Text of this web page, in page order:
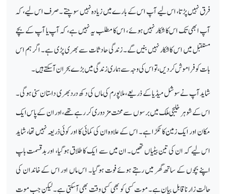
فرق نہیں پڑتا، اس لیے آپ اس کے بارے میں زیادہ نہیں سوچتے ۔ صرف اس لیے، کہ
آپ ابھی تک اس کا شکار نہیں ہوئے ، اس کا مطلب یہ نہیں ہے، کہ آپ یا آپ کے بچے
مستقبل میں اس کا شکار نہیں بنیں گے۔ زندگی حادثات سے بھری پڑی ہے۔ اگر ہم اس
بات کو فراموش کر دیں، تو اس کی وجہ سے ہماری زندگی میں بڑے بحران آ سکتے ہیں۔
شاید آپ نے سوشل میڈیا کے ذریعے، ملاپورم کی ماں کی دکھ درد بھری داستان سنی ہوگی۔
اس کے شوہر خلیجی ملک میں برسوں سے محنت مزدوری کر رہے تھے، اور ان کے پاس ایک
مکان اور ایک زمین کا ٹکڑا ہے۔ اس کے علاوہ ان کی کمائی کا اور کوئی ذریعہ نہیں تھا، شاید
اس لیے کہ ان کی تین بیٹیاں تھیں۔ ان میں سے ایک کا طلاق ہوگیا، اور بدقسمت باپ
اپنے بچوں کے ساتھ گھر میں رہتے ہوئے فوت ہوگیا۔ اس ماں اور اس کے خاندان کی
حالت زار ناقابل بیان ہے۔ موت کسی کو بھی کسی وقت بھی آسکتی ہے۔ لیکن جب موت